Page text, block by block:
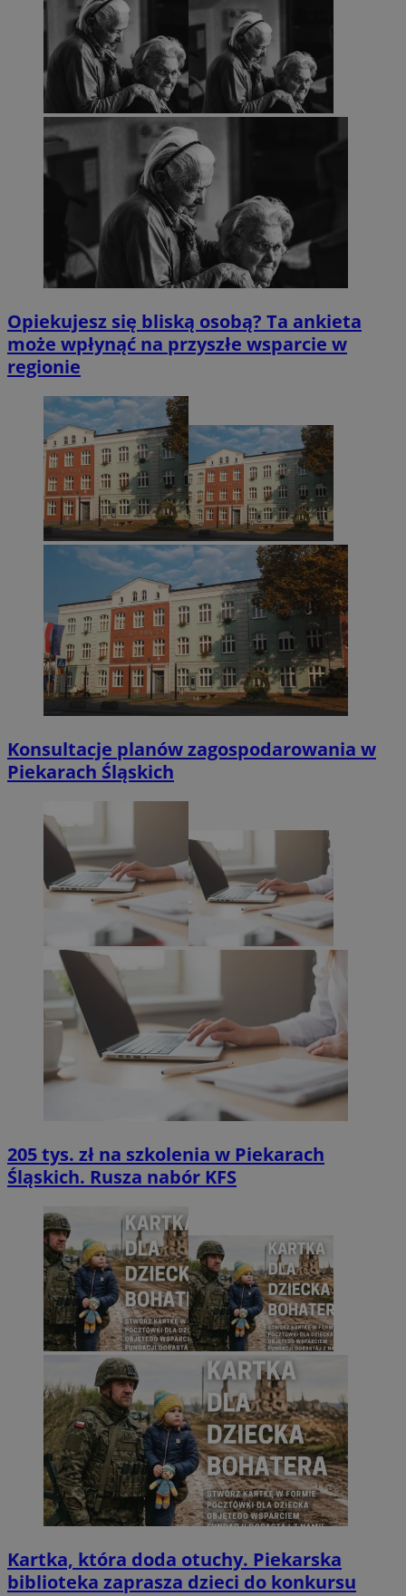
Opiekujesz się bliską osobą? Ta ankieta
może wpłynąć na przyszłe wsparcie w
regionie
Konsultacje planów zagospodarowania w
Piekarach Śląskich
205 tys. zł na szkolenia w Piekarach
Śląskich. Rusza nabór KFS
Kartka, która doda otuchy. Piekarska
biblioteka zaprasza dzieci do konkursu